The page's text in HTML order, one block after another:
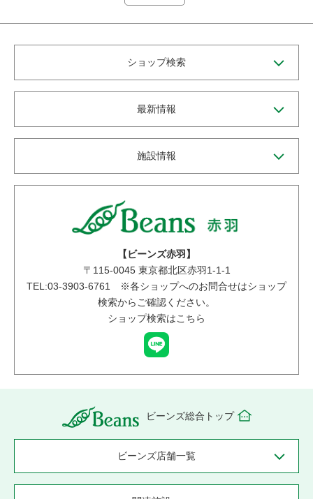
ショップ検索
最新情報
施設情報
【ビーンズ赤羽】
〒 115-0045東京都北区赤羽1-1-1
TEL:03-3903-6761 ※各ショップへのお問合せはショップ
検索からご確認ください。
ショップ検索はこちら
ビーンズ総合トップ
ビーンズ店舗一覧